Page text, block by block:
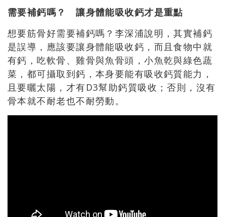
需要補鈣嗎？ 讓身體能吸收鈣才是重點
想要筋骨好需要補鈣嗎？李深浦說明，其實補鈣
是誤導，應該要讓身體能吸收鈣，而且食物中就
有鈣，吃軟骨、雞骨與魚骨頭，小魚乾與綠色蔬
菜，都可攝取到鈣，本身要能有吸收鈣質能力，
且要曬太陽，才有D3幫助鈣質吸收；否則，沒有
骨本就不耐老也不耐勞動。